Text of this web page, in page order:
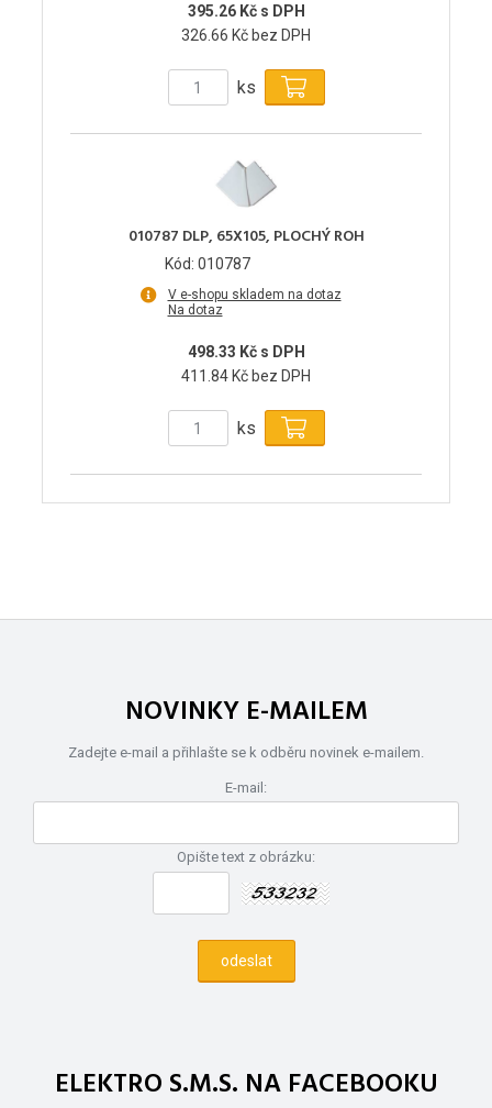
395.26 Kč s DPH
326.66 Kč bez DPH
ks
010787 DLP, 65X105, PLOCHÝ ROH
Kód: 010787
V e-shopu skladem na dotaz
Na dotaz
498.33 Kč s DPH
411.84 Kč bez DPH
ks
NOVINKY E-MAILEM
Zadejte e-mail a přihlašte se k odběru novinek e-mailem.
E-mail:
Opište text z obrázku:
ELEKTRO S.M.S. NA FACEBOOKU